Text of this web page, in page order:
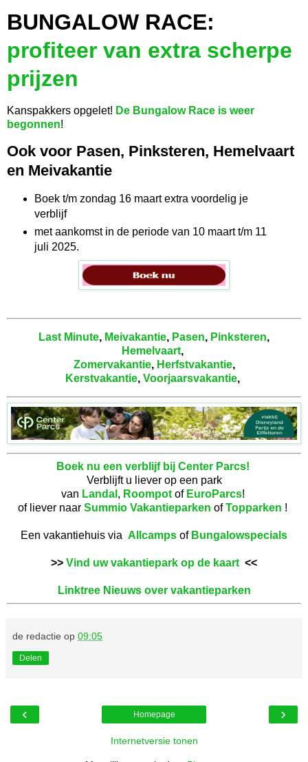
BUNGALOW RACE:
profiteer van extra scherpe
prijzen
Kanspakkers opgelet! De Bungalow Race is weer
begonnen!
Ook voor Pasen, Pinksteren, Hemelvaart
en Meivakantie
Boek t/m zondag 16 maart extra voordelig je
verblijf
met aankomst in de periode van 10 maart t/m 11
juli 2025.
Last Minute, Meivakantie, Pasen, Pinksteren,
Hemelvaart,
Zomervakantie, Herfstvakantie,
Kerstvakantie, Voorjaarsvakantie,
Boek nu een verblijf bij Center Parcs!
Verblijft u liever op een park
van Landal , Roompotof EuroParcs!
of liever naar Summio Vakantieparken ofTopparken !
Een vakantiehuis via Allcamps of Bungalowspecials
>> Vind uw vakantiepark op de kaart <<
Linktree Nieuws over vakantieparken
de redactie op 09:05
Delen
‹ ›
Homepage
Internetversie tonen